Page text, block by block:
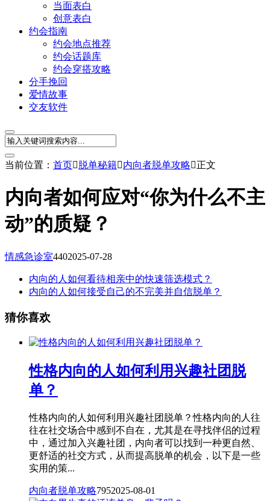
当面表白
创意表白
约会指南
约会地点推荐
约会话题库
约会穿搭攻略
分手挽回
爱情故事
交友软件
当前位置： 首页脱单秘籍内向者脱单攻略正文
内向者如何应对“你为什么不主
动”的质疑？
情感急诊室4402025-07-28
内向的人如何看待相亲中的快速筛选模式？
内向的人如何接受自己的不完美并自信脱单？
猜你喜欢
性格内向的人如何利用兴趣社团脱
单？
性格内向的人如何利用兴趣社团脱单？性格内向的人往
往在社交场合中感到不自在，尤其是在寻找伴侣的过程
中，通过加入兴趣社团，内向者可以找到一种更自然、
更舒适的社交方式，从而提高脱单的机会，以下是一些
实用的策...
内向者脱单攻略7952025-08-01